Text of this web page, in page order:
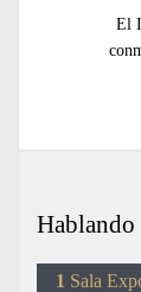
El
Hablando
Sala